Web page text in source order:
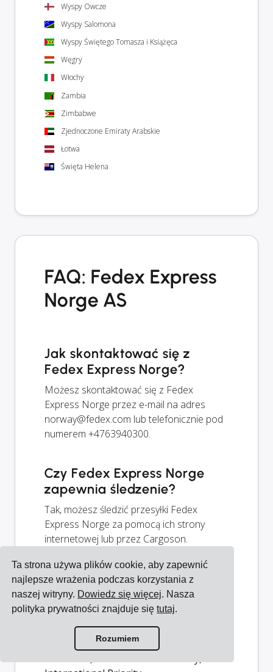
Ta strona używa plików cookie, aby zapewnić
najlepsze wrażenia podczas korzystania z
naszej witryny. Dowiedz się więcej. Nasza
polityka prywatności znajduje siętutaj.
Rozumiem
Wyspy Owcze
Wyspy Salomona
Wyspy Świętego Tomasza i Książęca
Węgry
Włochy
Zambia
Zimbabwe
Zjednoczone Emiraty Arabskie
Łotwa
Święta Helena
FAQ: Fedex Express
Norge AS
Jak skontaktować się z
Fedex Express Norge?
Możesz skontaktować się z Fedex
Express Norge przez e-mail na adres
norway@fedex.com lub telefonicznie pod
numerem +4763940300.
Czy Fedex Express Norge
zapewnia śledzenie?
Tak, możesz śledzić przesyłki Fedex
Express Norge za pomocą ich strony
internetowej lub przez Cargoson.
Jakie usługi oferuje Fedex
Express Norge?
Fedex Express Norge oferuje następujące
International Priority +
Insurance, International Economy +